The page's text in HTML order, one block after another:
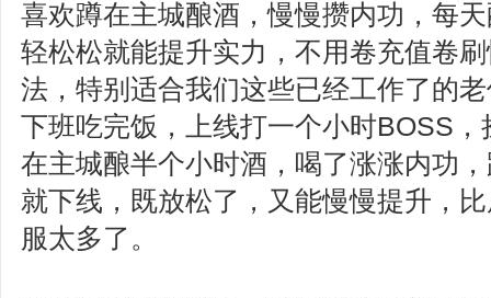
喜欢蹲在主城酿酒，慢慢攒内功，每
轻松松就能提升实力，不用卷充值卷
法，特别适合我们这些已经工作了的
下班吃完饭，上线打一个小时BOSS
在主城酿半个小时酒，喝了涨涨内功
就下线，既放松了，又能慢慢提升，
服太多了。